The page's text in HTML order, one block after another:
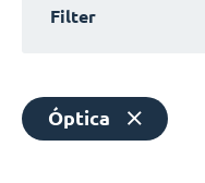
Filter
Óptica